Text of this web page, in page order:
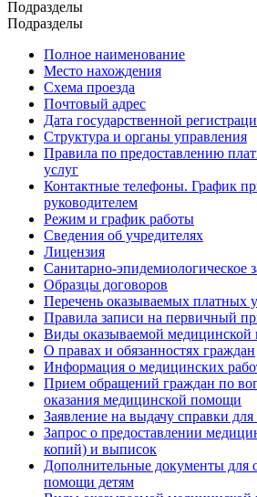
Подразделы
Подразделы
Полное наименование
Место нахождения
Схема проезда
Почтовый адрес
Дата государственной
Структура и органы управления
Правила по предоставлению
услуг
Контактные телефоны. График
руководителем
Режим и график работы
Сведения об учредителях
Лицензия
Санитарно-эпидемиологическое
Образцы договоров
Перечень оказываемых платных
Правила записи на первичный
Виды оказываемой
О правах и обязанностях граждан
Информация о медицинских
Прием обращений граждан по
оказания медицинской помощи
Заявление на выдачу справки
Запрос о предоставлении
копий) и выписок
Дополнительные документы для
помощи детям